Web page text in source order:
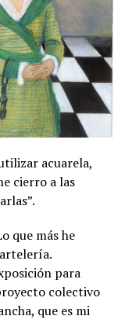
acuarela,
cierro a las
que más he
para
colectivo
que es mi